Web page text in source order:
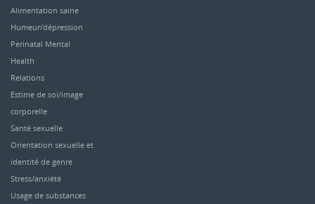
Alimentation saine
Humeur/dépression
Perinatal Mental
Health
Relations
Estime de soi/image
corporelle
Santé sexuelle
Orientation sexuelle et
identité de genre
Stress/anxiété
Usage de substances